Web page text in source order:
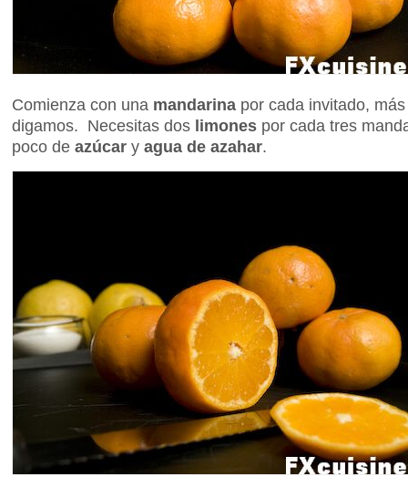
Comienza con una mandarina por cada invitado,
digamos. Necesitas dos limones por cada tres
poco de azúcar y agua de azahar.